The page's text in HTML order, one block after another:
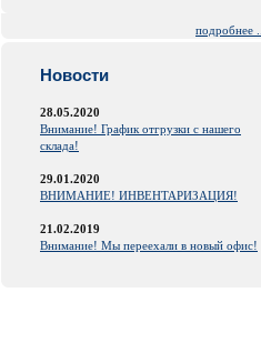
подробнее ...
Новости
28.05.2020
Внимание! График отгрузки с нашего
склада!
29.01.2020
ВНИМАНИЕ! ИНВЕНТАРИЗАЦИЯ!
21.02.2019
Внимание! Мы переехали в новый офис!